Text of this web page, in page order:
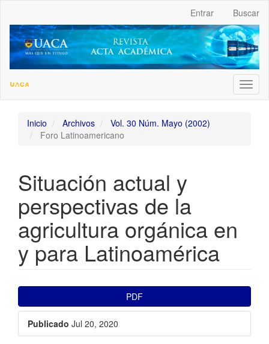
##plugins.themes.bootstrap3.accessible_menu.main_content##
##plugins.themes.bootstrap3.accessible_menu.sidebar##
Entrar Buscar
Inicio Archivos
Vol. 30 Núm. Mayo (2002)
Foro Latinoamericano
Situación actual y
perspectivas de la
agricultura orgánica en
y para Latinoamérica
PDF
Publicado Jul 20, 2020